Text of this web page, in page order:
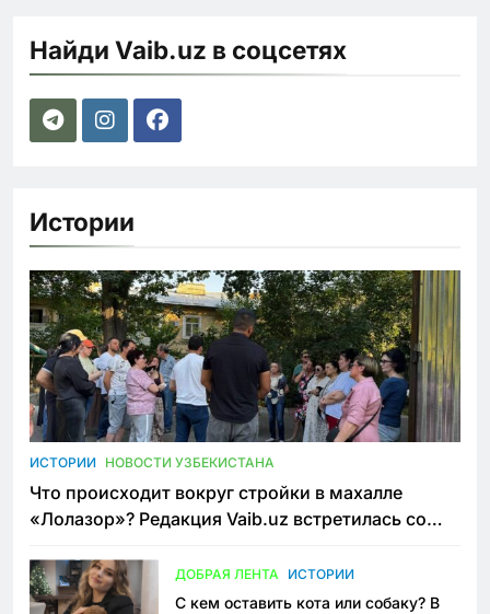
Найди Vaib.uz в соцсетях
Истории
ИСТОРИИ НОВОСТИ УЗБЕКИСТАНА
Что происходит вокруг стройки в махалле
«Лолазор»? Редакция Vaib.uz встретилась со
ДОБРАЯ ЛЕНТА ИСТОРИИ
С кем оставить кота или собаку? В